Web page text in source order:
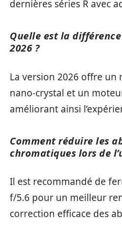
dernières séries R avec
Quelle est la
2026 ?
La version 2026 offre
nano-crystal et un
améliorant ainsi
Comment réduire les
chromatiques lors de
Il est recommandé de
f/5.6 pour un meilleur
correction efficace des